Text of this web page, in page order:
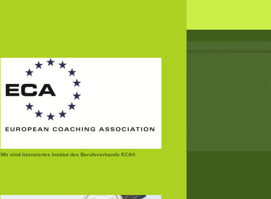
Wir sind lizenziertes Institut des Berufsverbands ECA®